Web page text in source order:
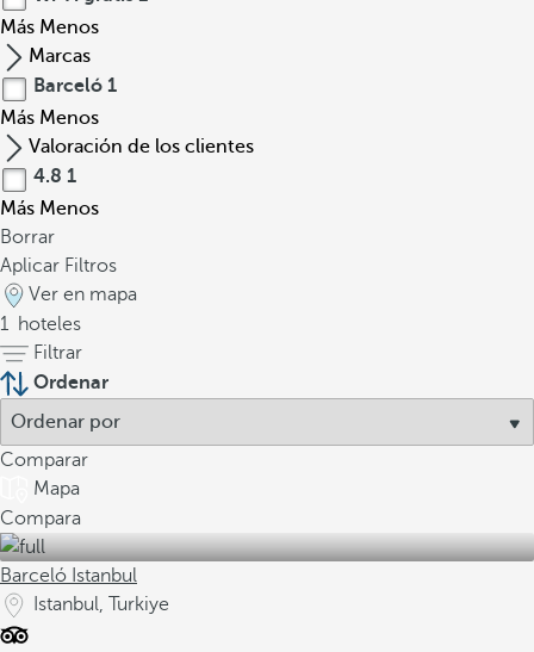
Más Menos
Marcas
Barceló 1
Más Menos
Valoración de los clientes
4.8 1
Más Menos
Borrar
Aplicar Filtros
Ver en mapa
1 hoteles
Filtrar
Ordenar
Comparar
Mapa
Compara
Barceló Istanbul
Istanbul, Turkiye